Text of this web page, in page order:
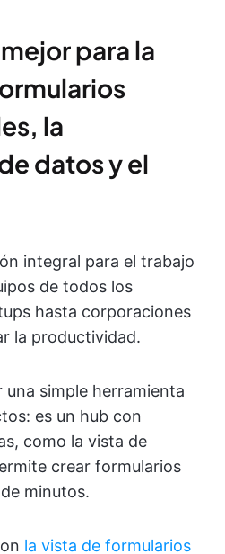
para la
la
datos y el
integral para el trabajo
de todos los
hasta corporaciones
la productividad.
una simple herramienta
es un hub con
como la vista de
crear formularios
minutos.
la vista de formularios